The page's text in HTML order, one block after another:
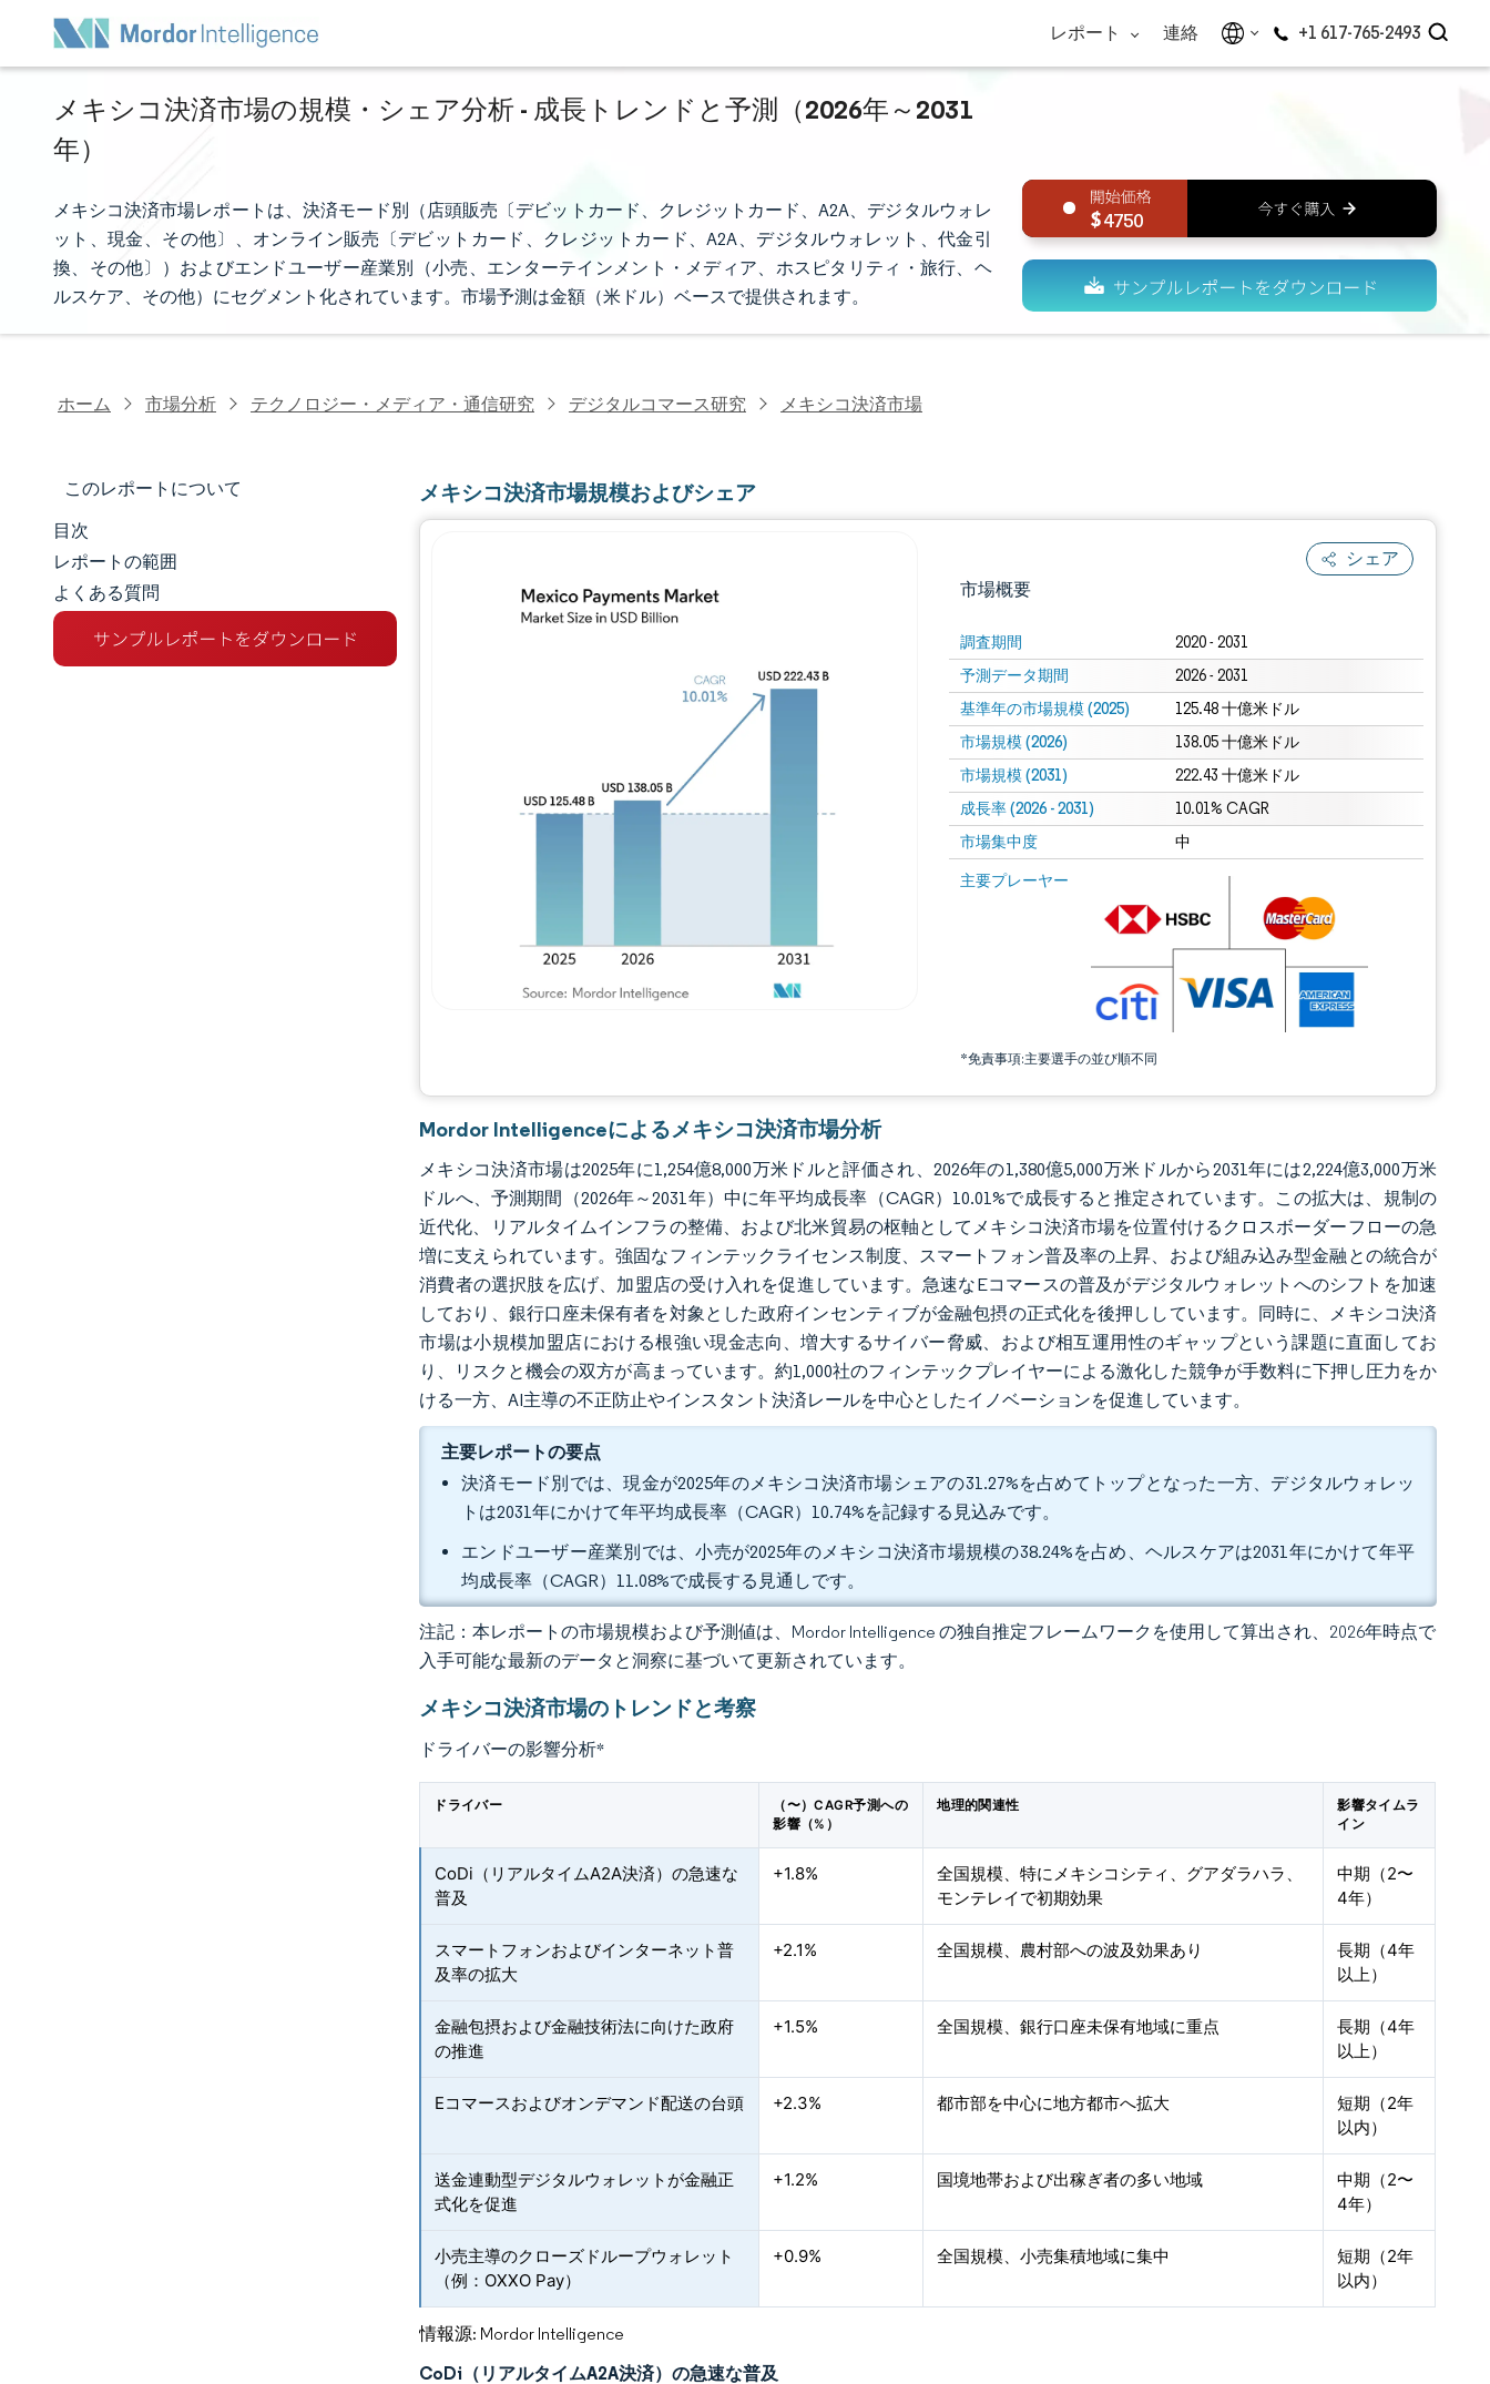
レポート 連絡 +1 617-765-2493
メキシコ決済市場の規模・シェア分析 - 成長トレンドと予測（2026年～2031
年）
メキシコ決済市場レポートは、決済モード別（店頭販売〔デビットカード、クレジットカード、A2A、デジタルウォレ
ット、現金、その他〕、オンライン販売〔デビットカード、クレジットカード、A2A、デジタルウォレット、代金引
換、その他〕）およびエンドユーザー産業別（小売、エンターテインメント・メディア、ホスピタリティ・旅行、ヘ
ルスケア、その他）にセグメント化されています。市場予測は金額（米ドル）ベースで提供されます。
4750
ホーム 市場分析 テクノロジー・メディア・通信研究 デジタルコマース研究 メキシコ決済市場
このレポートについて
市場規模とシェア
市場分析
トレンドとインサイト
目次
レポートの範囲
よくある質問
メキシコ決済市場規模およびシェア
シェア
市場概要
調査期間 2020 - 2031
予測データ期間 2026 - 2031
基準年の市場規模 (2025) 125.48 十億米ドル
市場規模 (2026) 138.05 十億米ドル
市場規模 (2031) 222.43 十億米ドル
成長率 (2026 - 2031) 10.01% CAGR
市場集中度 中
主要プレーヤー
*免責事項:主要選手の並び順不同
画像 © Mordor Intelligence。再利用にはCC BY 4.0の表示が必要です。
画像 © Mordor Intelligence。再利用にはCC BY 4.0の表示が必要です。
Mordor Intelligenceによるメキシコ決済市場分析
メキシコ決済市場は2025年に1,254億8,000万米ドルと評価され、2026年の1,380億5,000万米ドルから2031年には2,224億3,000万米
ドルへ、予測期間（2026年～2031年）中に年平均成長率（CAGR）10.01%で成長すると推定されています。この拡大は、規制の
近代化、リアルタイムインフラの整備、および北米貿易の枢軸としてメキシコ決済市場を位置付けるクロスボーダーフローの急
増に支えられています。強固なフィンテックライセンス制度、スマートフォン普及率の上昇、および組み込み型金融との統合が
消費者の選択肢を広げ、加盟店の受け入れを促進しています。急速なEコマースの普及がデジタルウォレットへのシフトを加速
しており、銀行口座未保有者を対象とした政府インセンティブが金融包摂の正式化を後押ししています。同時に、メキシコ決済
市場は小規模加盟店における根強い現金志向、増大するサイバー脅威、および相互運用性のギャップという課題に直面してお
り、リスクと機会の双方が高まっています。約1,000社のフィンテックプレイヤーによる激化した競争が手数料に下押し圧力をか
ける一方、AI主導の不正防止やインスタント決済レールを中心としたイノベーションを促進しています。
主要レポートの要点
決済モード別では、現金が2025年のメキシコ決済市場シェアの31.27%を占めてトップとなった一方、デジタルウォレッ
トは2031年にかけて年平均成長率（CAGR）10.74%を記録する見込みです。
エンドユーザー産業別では、小売が2025年のメキシコ決済市場規模の38.24%を占め、ヘルスケアは2031年にかけて年平
均成長率（CAGR）11.08%で成長する見通しです。
注記：本レポートの市場規模および予測値は、Mordor Intelligence の独自推定フレームワークを使用して算出され、2026年時点で
入手可能な最新のデータと洞察に基づいて更新されています。
メキシコ決済市場のトレンドと考察
ドライバーの影響分析*
ドライバー
（〜）CAGR予測への
影響（%）
地理的関連性
影響タイムラ
イン
CoDi（リアルタイムA2A決済）の急速な
普及
+1.8%
全国規模、特にメキシコシティ、グアダラハラ、
モンテレイで初期効果
中期（2〜
4年）
スマートフォンおよびインターネット普
及率の拡大
+2.1% 全国規模、農村部への波及効果あり
長期（4年
以上）
金融包摂および金融技術法に向けた政府
の推進
+1.5% 全国規模、銀行口座未保有地域に重点
長期（4年
以上）
Eコマースおよびオンデマンド配送の台頭 +2.3% 都市部を中心に地方都市へ拡大
短期（2年
以内）
送金連動型デジタルウォレットが金融正
式化を促進
+1.2% 国境地帯および出稼ぎ者の多い地域
中期（2〜
4年）
小売主導のクローズドループウォレット
（例：OXXO Pay）
+0.9% 全国規模、小売集積地域に集中
短期（2年
以内）
情報源: Mordor Intelligence
CoDi（リアルタイムA2A決済）の急速な普及